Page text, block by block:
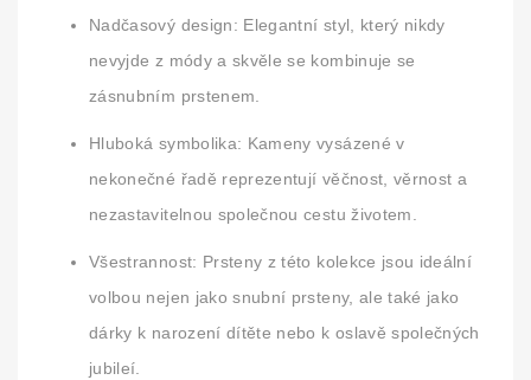
Nadčasový design: Elegantní styl, který nikdy
nevyjde z módy a skvěle se kombinuje se
zásnubním prstenem.
Hluboká symbolika: Kameny vysázené v
nekonečné řadě reprezentují věčnost, věrnost a
nezastavitelnou společnou cestu životem.
Všestrannost: Prsteny z této kolekce jsou ideální
volbou nejen jako snubní prsteny, ale také jako
dárky k narození dítěte nebo k oslavě společných
jubileí.